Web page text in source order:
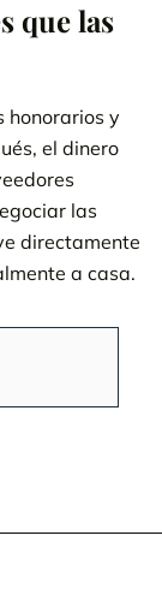
que las
honorarios y
el dinero
las
directamente
a casa.